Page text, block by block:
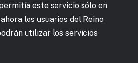
este servicio sólo en
los usuarios del Reino
utilizar los servicios